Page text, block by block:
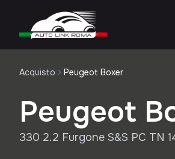
Acquisto Peugeot Boxer
Peugeot
330 2.2 Furgone S&S PC TN